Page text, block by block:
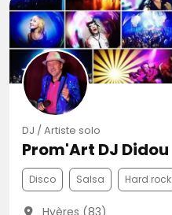
DJ / Artiste solo
Prom'Art DJ Didou
Disco Salsa Hard rock
Hyères (83)